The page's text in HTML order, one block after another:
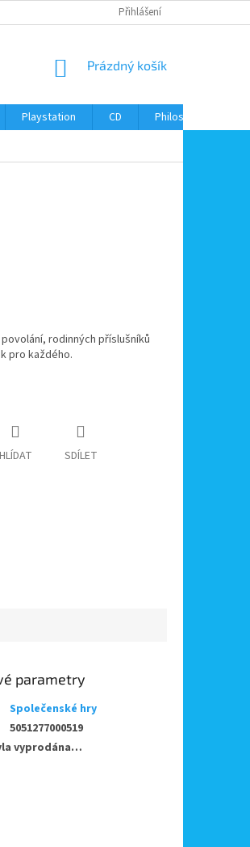
Přihlášení
NÁKUPNÍ
Prázdný košík
Playstation CD Philos
rodinných příslušníků
pro každého.
HLÍDAT SDÍLET
parametry
Společenské hry
5051277000519
vyprodána…